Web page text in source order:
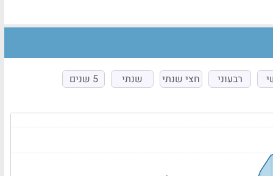
רבעוני חצי שנתי שנתי 5 שנים